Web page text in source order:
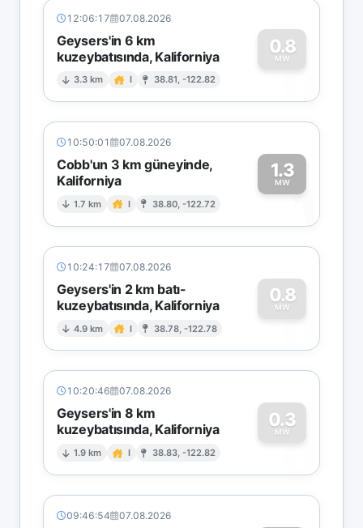
12:06:17 07.08.2026
Geysers'in 6 km
kuzeybatısında, Kaliforniya
3.3 km I 38.81, -122.82
0.8
MW
0
10:50:01 07.08.2026
Cobb'un 3 km güneyinde,
Kaliforniya
1.7 km I 38.80, -122.72
1.3
MW1
10:24:17 07.08.2026
Geysers'in 2 km batı-
kuzeybatısında, Kaliforniya
4.9 km I 38.78, -122.78
0.8
MW
0
10:20:46 07.08.2026
Geysers'in 8 km
kuzeybatısında, Kaliforniya
1.9 km I 38.83, -122.82
0.3
MW
0
09:46:54 07.08.2026